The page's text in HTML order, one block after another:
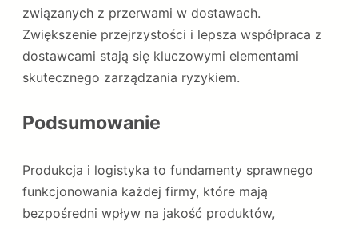
związanych z przerwami w dostawach.
Zwiększenie przejrzystości i lepsza współpraca z
dostawcami stają się kluczowymi elementami
skutecznego zarządzania ryzykiem.
Podsumowanie
Produkcja i logistyka to fundamenty sprawnego
funkcjonowania każdej firmy, które mają
bezpośredni wpływ na jakość produktów,